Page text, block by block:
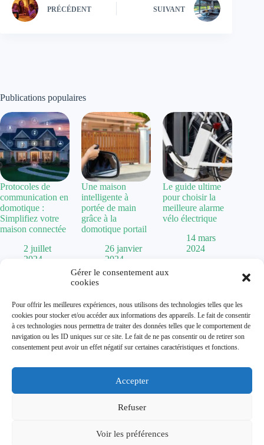
Gérer le consentement aux
cookies
Pour offrir les meilleures expériences, nous utilisons des technologies telles que les
cookies pour stocker et/ou accéder aux informations des appareils. Le fait de consentir
à ces technologies nous permettra de traiter des données telles que le comportement de
navigation ou les ID uniques sur ce site. Le fait de ne pas consentir ou de retirer son
consentement peut avoir un effet négatif sur certaines caractéristiques et fonctions.
Accepter
Refuser
Voir les préférences
PRÉCÉDENT SUIVANT
Publications populaires
Protocoles de
communication en
domotique :
Simplifiez votre
maison connectée
2 juillet
2024
Une maison
intelligente à
portée de main
grâce à la
domotique portail
26 janvier
2024
Le guide ultime
pour choisir la
meilleure alarme
vélo électrique
14 mars
2024
Mentions Légales
Plan de site
Contact
À propos
Dolum magazine vous guide dans l'art de transformer votre
habitat. De lachaise Baumannvintage aux tendances comme
, nous explorons toutes les facettes de la
projet de rénovation ou que vous souhaitiez optimiser